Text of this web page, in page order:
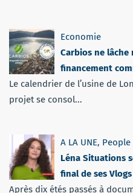
Economie
Carbios ne lâche
financement
Le calendrier de l’usine de
projet se consol...
A LA UNE, People
Léna Situations
final de ses
Après dix étés passés à